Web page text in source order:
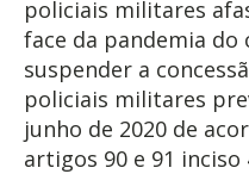
policiais militares
face da pandemia do
suspender a
policiais militares
junho de 2020 de
artigos 90 e 91 inciso